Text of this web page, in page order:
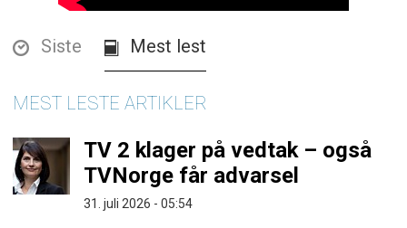
Siste Mest lest
MEST LESTE ARTIKLER
TV 2 klager på vedtak – også
TVNorge får advarsel
31. juli 2026 - 05:54